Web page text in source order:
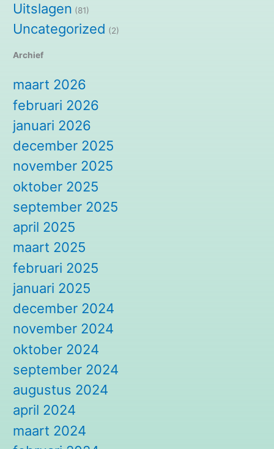
Uitslagen (81)
Uncategorized (2)
Archief
maart 2026
februari 2026
januari 2026
december 2025
november 2025
oktober 2025
september 2025
april 2025
maart 2025
februari 2025
januari 2025
december 2024
november 2024
oktober 2024
september 2024
augustus 2024
april 2024
maart 2024